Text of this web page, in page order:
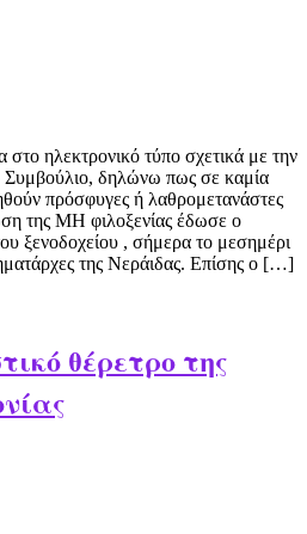
ηλεκτρονικό τύπο σχετικά με την
Συμβούλιο, δηλώνω πως σε καμία
πρόσφυγες ή λαθρομετανάστες
της ΜΗ φιλοξενίας έδωσε ο
ξενοδοχείου , σήμερα το μεσημέρι
της Νεράιδας. Επίσης ο […]
θέρετρο της